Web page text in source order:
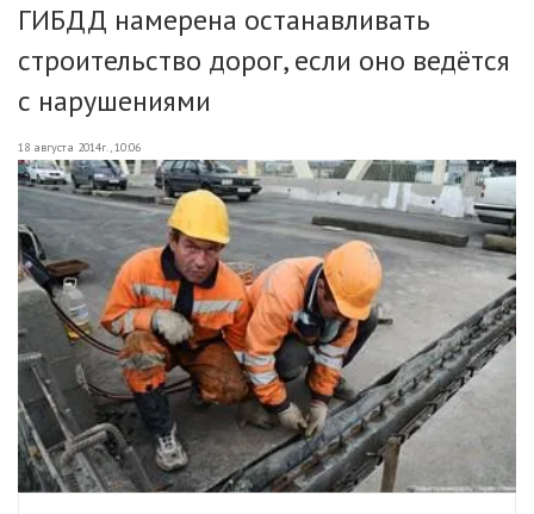
ГИБДД намерена останавливать
строительство дорог, если оно ведётся
с нарушениями
18 августа 2014г., 10:06